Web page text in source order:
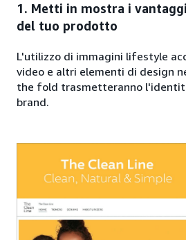
1. Metti in mostra i
del tuo prodotto
L'utilizzo di immagini lifestyle
video e altri elementi di design
the fold trasmetteranno
brand.